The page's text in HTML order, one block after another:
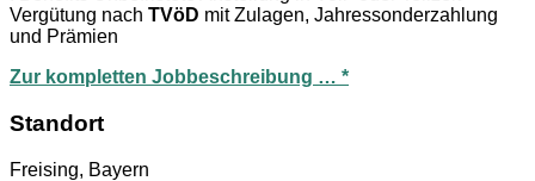
Vergütung nach TVöD mit Zulagen, Jahressonderzahlung
und Prämien
Zur kompletten Jobbeschreibung … *
Standort
Freising, Bayern